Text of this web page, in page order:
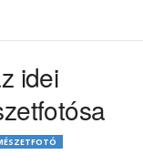
idei